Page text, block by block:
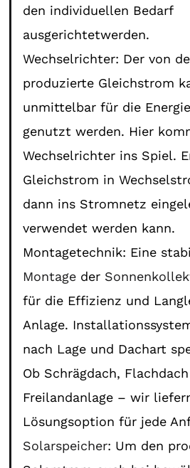
den individuellen Bedarf
ausgerichtetwerden.
Wechselrichter: Der von
produzierte Gleichstrom
unmittelbar für die
genutzt werden. Hier
Wechselrichter ins Spiel.
Gleichstrom in
dann ins Stromnetz
verwendet werden kann.
Montagetechnik: Eine
Montage der
für die Effizienz und
Anlage.
nach Lage und Dachart
Ob Schrägdach,
Freilandanlage – wir
Lösungsoption für jede
Solarspeicher: Um den